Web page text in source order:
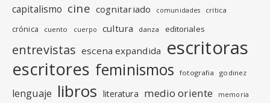
capitalismo cine cognitariado comunidades crítica
crónica cuento cuerpo cultura danza editoriales
entrevistas escena expandida escritoras
escritores feminismos fotografia godinez
lenguaje libros literatura medio oriente memoria